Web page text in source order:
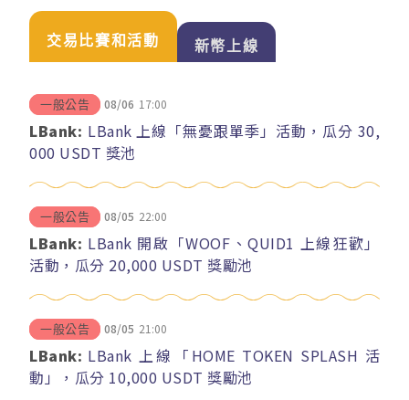
交易比賽和活動 新幣上線
一般公告 08/06 17:00
LBank: LBank 上線「無憂跟單季」活動，瓜分 30,
000 USDT 獎池
一般公告 08/05 22:00
LBank: LBank 開啟「WOOF、QUID1 上線狂歡」
活動，瓜分 20,000 USDT 獎勵池
一般公告 08/05 21:00
LBank: LBank 上線「HOME TOKEN SPLASH 活
動」，瓜分 10,000 USDT 獎勵池